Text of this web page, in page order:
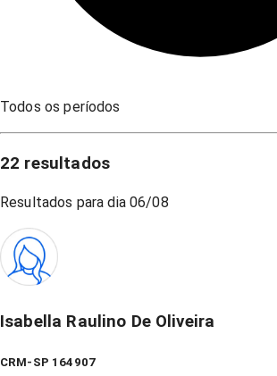
Todos os períodos
22 resultados
Resultados para dia 06/08
Isabella Raulino De Oliveira
CRM-SP 164907